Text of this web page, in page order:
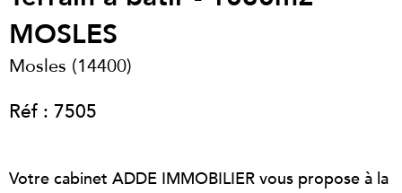
MOSLES
Mosles (14400)
Réf : 7505
Votre cabinet ADDE IMMOBILIER vous propose à la